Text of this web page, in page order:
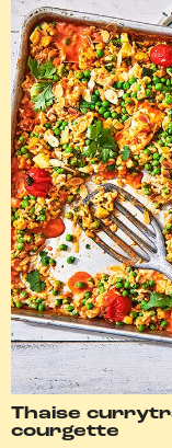
Thaise
courgette